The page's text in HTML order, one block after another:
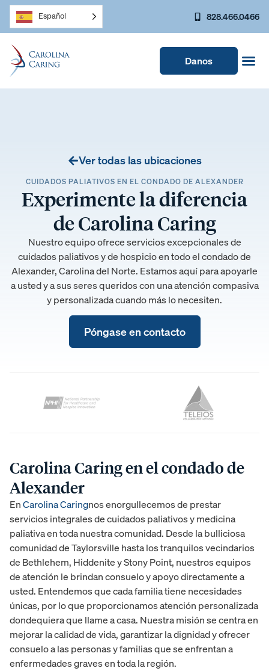
Español 828.466.0466
Danos
Ver todas las ubicaciones
CUIDADOS PALIATIVOS EN EL CONDADO DE ALEXANDER
Experimente la diferencia
de Carolina Caring
Nuestro equipo ofrece servicios excepcionales de
cuidados paliativos y de hospicio en todo el condado de
Alexander, Carolina del Norte. Estamos aquí para apoyarle
a usted y a sus seres queridos con una atención compasiva
y personalizada cuando más lo necesiten.
Póngase en contacto
Carolina Caring en el condado de
Alexander
EnCarolina Caringnos enorgullecemos de prestar
servicios integrales de cuidados paliativos y medicina
paliativa en toda nuestra comunidad. Desde la bulliciosa
comunidad de Taylorsville hasta los tranquilos vecindarios
de Bethlehem, Hiddenite y Stony Point, nuestros equipos
de atención le brindan consuelo y apoyo directamente a
usted. Entendemos que cada familia tiene necesidades
únicas, por lo que proporcionamos atención personalizada
dondequiera que llame a casa. Nuestra misión se centra en
mejorar la calidad de vida, garantizar la dignidad y ofrecer
consuelo a las personas y familias que se enfrentan a
enfermedades graves en toda la región.